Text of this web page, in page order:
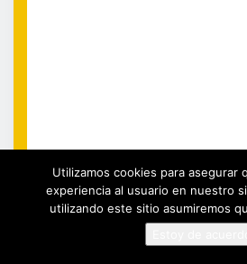
Utilizamos cookies para asegurar
experiencia al usuario en nuestro
utilizando este sitio asumiremos